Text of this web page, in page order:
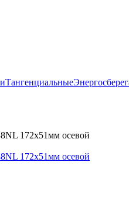
Тангенциальные
172x51мм осевой